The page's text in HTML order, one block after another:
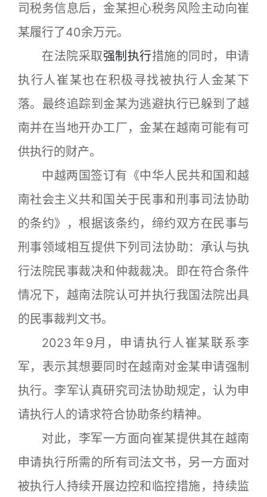
司税务信息后，金某担心税务风险主动向崔
某履行了40余万元。
在法院采取强制执行措施的同时，申请
执行人崔某也在积极寻找被执行人金某下
落。最终追踪到金某为逃避执行已躲到了越
南并在当地开办工厂，金某在越南可能有可
供执行的财产。
中越两国签订有《中华人民共和国和越
南社会主义共和国关于民事和刑事司法协助
的条约》，根据该条约，缔约双方在民事与
刑事领域相互提供下列司法协助：承认与执
行法院民事裁决和仲裁裁决。即在符合条件
情况下，越南法院认可并执行我国法院出具
的民事裁判文书。
2023年9月，申请执行人崔某联系李
军，表示其想要同时在越南对金某申请强制
执行。李军认真研究司法协助规定，认为申
请执行人的请求符合协助条约精神。
对此，李军一方面向崔某提供其在越南
申请执行所需的所有司法文书，另一方面对
被执行人持续开展边控和临控措施，持续监